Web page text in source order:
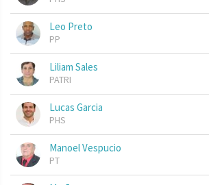
Leo Preto
PP
Liliam Sales
PATRI
Lucas Garcia
PHS
Manoel Vespucio
PT